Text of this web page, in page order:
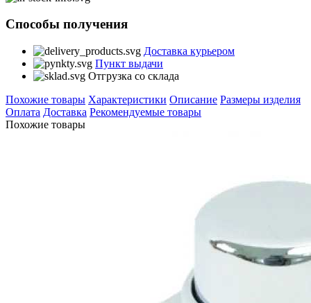
Способы получения
Доставка курьером
Пункт выдачи
Отгрузка со склада
Похожие товары Характеристики Описание Размеры изделия
Оплата Доставка Рекомендуемые товары
Похожие товары